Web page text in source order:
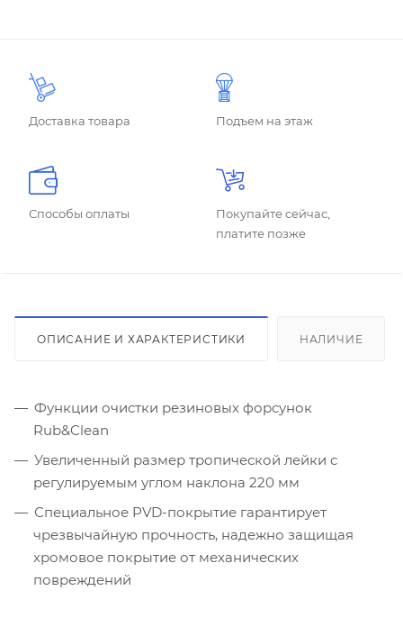
Доставка товара Подъем на этаж
Способы оплаты
Покупайте сейчас,
платите позже
ОПИСАНИЕ И ХАРАКТЕРИСТИКИ НАЛИЧИЕ
Функции очистки резиновых форсунок
Rub&Clean
Увеличенный размер тропической лейки с
регулируемым углом наклона 220 мм
Специальное PVD-покрытие гарантирует
чрезвычайную прочность, надежно защищая
хромовое покрытие от механических
повреждений